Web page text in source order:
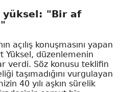
yüksel: "Bir af
açılış konuşmasını yapan
Yüksel, düzenlemenin
verdi. Söz konusu teklifin
taşımadığını vurgulayan
40 yılı aşkın sürelik